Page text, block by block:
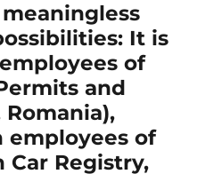
It is
of
and
of
Car Registry,